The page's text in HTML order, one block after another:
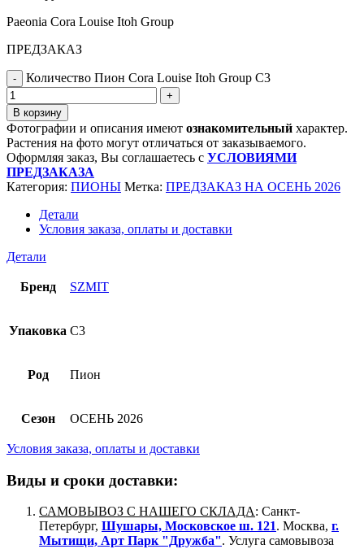
Paeonia Cora Louise Itoh Group
ПРЕДЗАКАЗ
Количество Пион Cora Louise Itoh Group C3
В корзину
Фотографии и описания имеют ознакомительный характер.
Растения на фото могут отличаться от заказываемого.
Оформляя заказ, Вы соглашаетесь с УСЛОВИЯМИ
ПРЕДЗАКАЗА
Категория: ПИОНЫ Метка: ПРЕДЗАКАЗ НА ОСЕНЬ 2026
Детали
Условия заказа, оплаты и доставки
Детали
Бренд SZMIT
Упаковка C3
Род Пион
Сезон ОСЕНЬ 2026
Условия заказа, оплаты и доставки
Виды и сроки доставки:
САМОВЫВОЗ С НАШЕГО СКЛАДА: Санкт-
Петербург, Шушары, Московское ш. 121. Москва, г.
Мытищи, Арт Парк "Дружба". Услуга самовывоза